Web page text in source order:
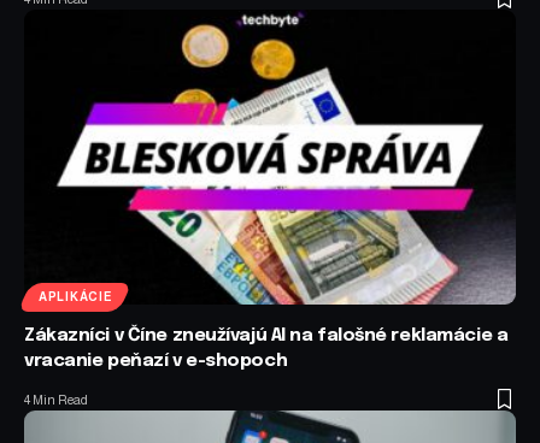
APLIKÁCIE
Zákazníci v Číne zneužívajú AI na falošné reklamácie a
vracanie peňazí v e-shopoch
4 Min Read